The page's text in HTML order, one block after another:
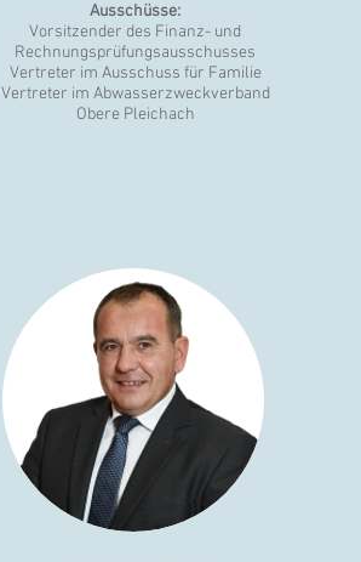
Ausschüsse:
Vorsitzender des Finanz- und
Rechnungsprüfungsausschusses
Vertreter im Ausschuss für Familie
Vertreter im Abwasserzweckverband
Obere Pleichach